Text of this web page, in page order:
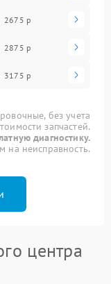
2675 р
2875 р
3175 р
без учета
запчастей.
диагностику.
на неисправность.
центра